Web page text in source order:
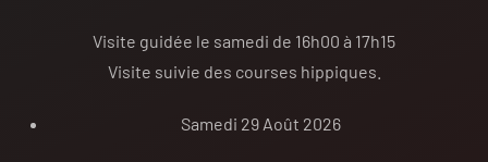
Visite guidée le samedi de 16h00 à 17h15
Visite suivie des courses hippiques.
Samedi 29 Août 2026